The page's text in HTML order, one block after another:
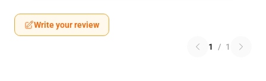
Write your review
1 / 1